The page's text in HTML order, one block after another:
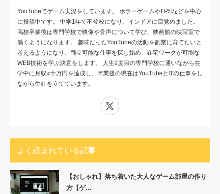
YouTubeでゲーム実況をしています。 ホラーゲームやFPSなどを中心
に投稿中です。 中学1年で不登校になり、インドアに目覚めました。
高校卒業後は専門学校で映像や音声について学び、映画館の映写室で
働くようになります。 趣味だったYouTubeの活動を副業に育てたいと
考えるようになり、両立可能な仕事を探し始め、在宅ワークが可能な
WEB技術を学ぶ決意をします。 人生2度目の専門学校に通いながら在
学中に月収○十万円を達成し、卒業後の現在はYouTubeとITの仕事をし
ながら生計を立てています。
よく読まれている記事
【おしゃれ】落ち着いた大人なゲーム部屋の作り
方【ゲ…